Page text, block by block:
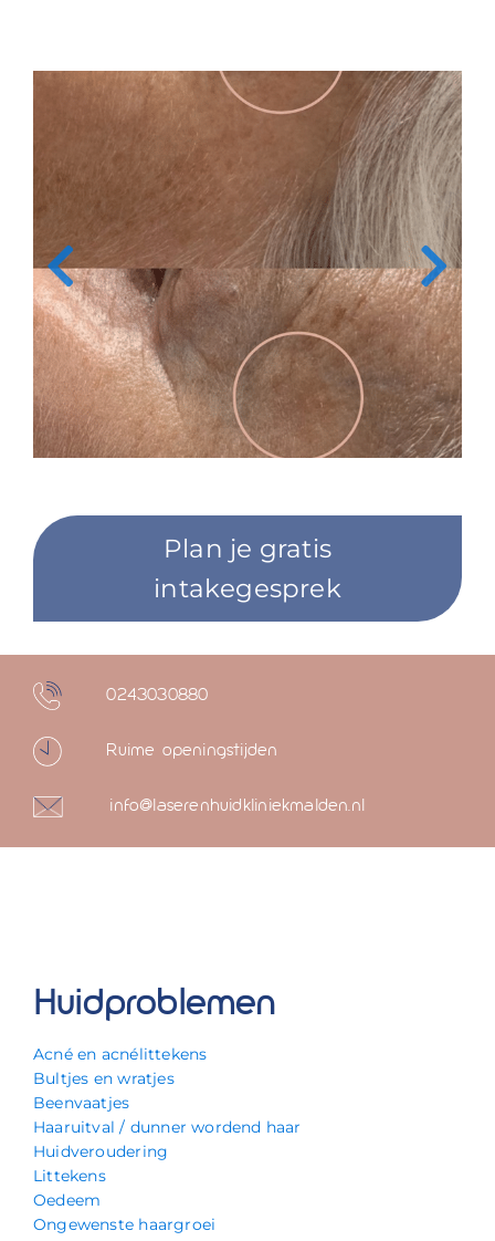
Plan je gratis
intakegesprek
0243030880
Ruime openingstijden
info@laserenhuidkliniekmalden.nl
Huidproblemen
Acné en acnélittekens
Bultjes en wratjes
Beenvaatjes
Haaruitval / dunner wordend haar
Huidveroudering
Littekens
Oedeem
Ongewenste haargroei